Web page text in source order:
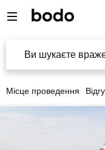
Ви шукаєте
Місце проведення